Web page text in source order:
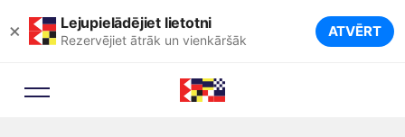
× Lejupielādējiet lietotni
Rezervējiet ātrāk un vienkāršāk ATVĒRT